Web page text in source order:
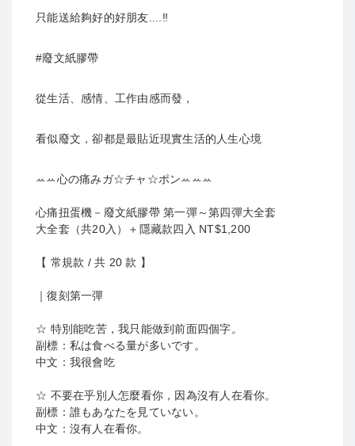
只能送給夠好的好朋友....‼
#廢文紙膠帶
從生活、感情、工作由感而發，
看似廢文，卻都是最貼近現實生活的人生心境
ꕀꕀ心の痛みガ☆チャ☆ポンꕀꕀꕀ
心痛扭蛋機－廢文紙膠帶 第一彈～第四彈大全套
大全套（共20入）＋隱藏款四入 NT$1,200
【 常規款 / 共 20 款 】
｜復刻第一彈
☆ 特別能吃苦，我只能做到前面四個字。
副標：私は食べる量が多いです。
中文：我很會吃
☆ 不要在乎別人怎麼看你，因為沒有人在看你。
副標：誰もあなたを見ていない。
中文：沒有人在看你。